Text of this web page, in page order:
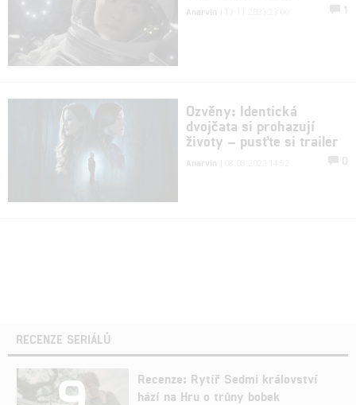
Anarvin 1
Ozvěny: Identická
dvojčata si prohazují
životy – pusťte si trailer
Anarvin 0
RECENZE SERIÁLŮ
Recenze: Rytíř Sedmi království
hází na Hru o trůny bobek